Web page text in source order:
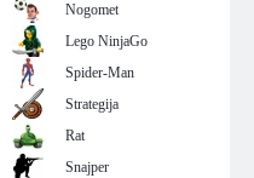
Nogomet
Lego NinjaGo
Spider-Man
Strategija
Rat
Snajper